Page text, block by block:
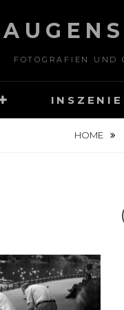
FOTOGRAFIEN UND
HOME